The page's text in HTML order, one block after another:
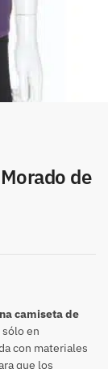
de
camiseta de
en
con materiales
que los